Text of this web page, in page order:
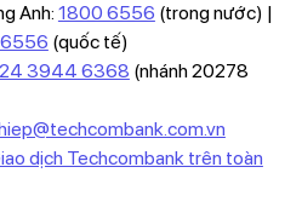
Anh: 1800 6556 (trong nước) |
(quốc tế)
3944 6368 (nhánh 20278
dịch Techcombank trên toàn